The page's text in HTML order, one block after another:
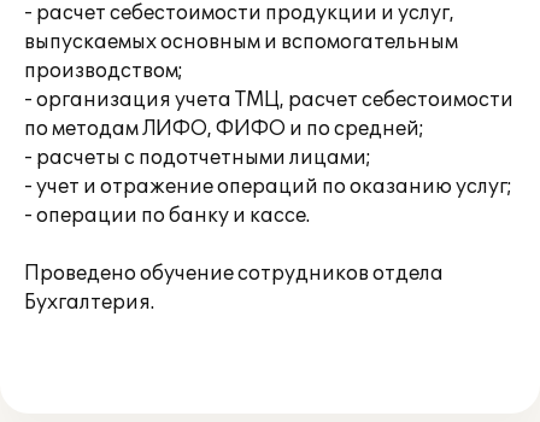
- расчет себестоимости продукции и услуг,
выпускаемых основным и вспомогательным
производством;
- организация учета ТМЦ, расчет себестоимости
по методам ЛИФО, ФИФО и по средней;
- расчеты с подотчетными лицами;
- учет и отражение операций по оказанию услуг;
- операции по банку и кассе.
Проведено обучение сотрудников отдела
Бухгалтерия.